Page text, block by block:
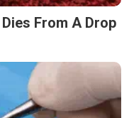
From A Drop